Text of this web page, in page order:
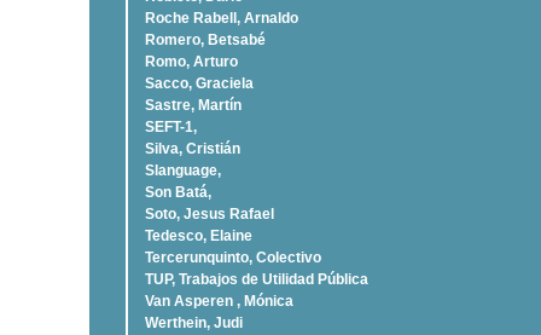
Roche Rabell, Arnaldo
Romero, Betsabé
Romo, Arturo
Sacco, Graciela
Sastre, Martí­n
SEFT-1,
Silva, Cristián
Slanguage,
Son Batá,
Soto, Jesus Rafael
Tedesco, Elaine
Tercerunquinto, Colectivo
TUP, Trabajos de Utilidad Pública
Van Asperen , Mónica
Werthein, Judi